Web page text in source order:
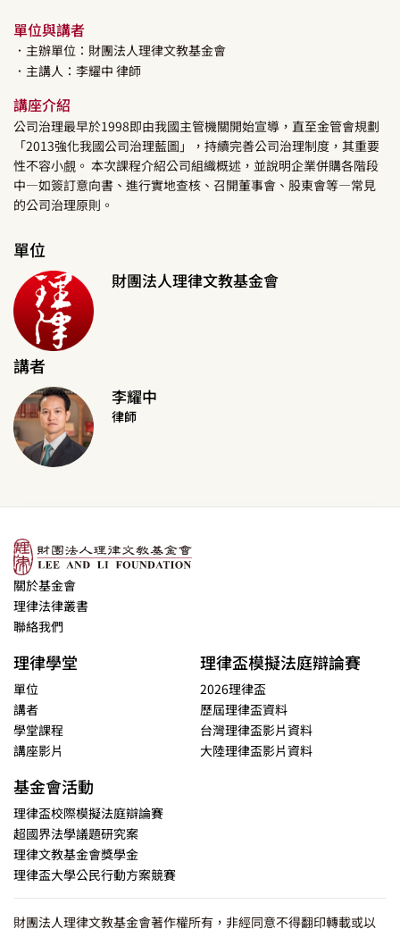
單位與講者
．主辦單位：財團法人理律文教基金會
．主講人： 李耀中 律師
講座介紹
公司治理最早於1998即由我國主管機關開始宣導，直至金管會規劃
「2013強化我國公司治理藍圖」，持續完善公司治理制度，其重要
性不容小覻。 本次課程介紹公司組織概述，並說明企業併購各階段
中—如簽訂意向書、進行實地查核、召開董事會、股東會等—常見
的公司治理原則。
單位
財團法人理律文教基金會
講者
李耀中
律師
關於基金會
理律法律叢書
聯絡我們
理律學堂
單位
講者
學堂課程
講座影片
理律盃模擬法庭辯論賽
2026理律盃
歷屆理律盃資料
台灣理律盃影片資料
大陸理律盃影片資料
基金會活動
理律盃校際模擬法庭辯論賽
超國界法學議題研究案
理律文教基金會獎學金
理律盃大學公民行動方案競賽
財團法人理律文教基金會著作權所有，非經同意不得翻印轉載或以